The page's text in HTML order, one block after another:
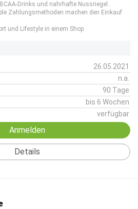
Drinks und nahrhafte Nussriegel.
Zahlungsmethoden machen den Einkauf
und Lifestyle in einem Shop.
26.05.2021
n.a.
90 Tage
bis 6 Wochen
verfügbar
Anmelden
Details